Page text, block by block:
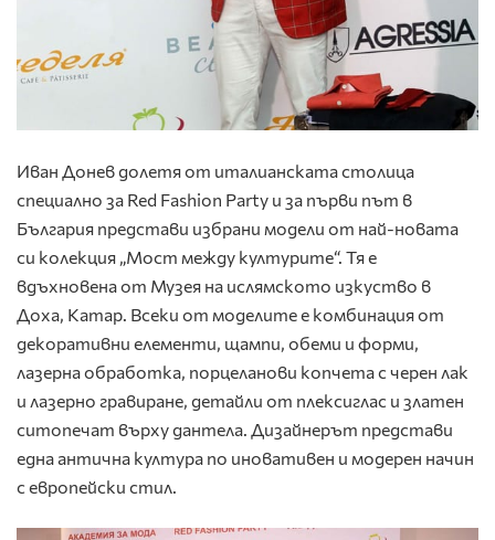
Иван Донев долетя от италианската столица
специално за Red Fashion Party и за първи път в
България представи избрани модели от най-новата
си колекция „Мост между културите“. Тя е
вдъхновена от Музея на ислямското изкуство в
Доха, Катар. Всеки от моделите е комбинация от
декоративни елементи, щампи, обеми и форми,
лазерна обработка, порцеланови копчета с черен лак
и лазерно гравиране, детайли от плексиглас и златен
ситопечат върху дантела. Дизайнерът представи
една антична култура по иновативен и модерен начин
с европейски стил.